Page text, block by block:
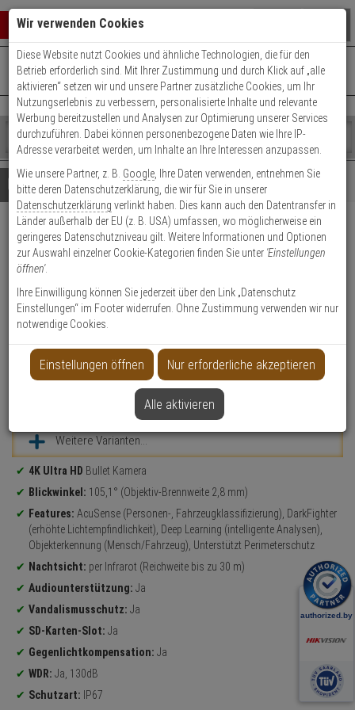
Warenkorb schließen
0 ARTIKEL IM WARENKORB
Ihr Warenkorb ist momentan leer.
Ergebnisse ()
Fertig
Shop
durchsuchen
Bitte
geben
Sie
mindestens
Zeichen
ein,
um
Suche
Es
wurde
noch
Kategorien
Suche
gestartet
+49 (0)821 899 493-0Mo. - Do.: 8:00 - 16:30 | Fr.: 8:00 - 14:00 Uhr
Kontaktservice nutzen
Details Beratung Beliebte 4K Ultra HD Artikel
HIKVision DS-2CD2186G2H-
ISU(2.8mm)(eF) IP-Kamera
Produktmerkmale
Weitere Varianten...
Produktinformationen
4K Ultra HD Bullet Kamera
Blickwinkel: 105,1° (Objektiv-Brennweite 2,8 mm)
Features: AcuSense (Personen-, Fahrzeugklassifizierung), DarkFighter
(erhöhte Lichtempfindlichkeit), Deep Learning (intelligente Analysen),
Objekterkennung (Mensch/Fahrzeug), Unterstützt Perimeterschutz
Nachtsicht: per Infrarot (Reichweite bis zu 30 m)
Audiounterstützung: Ja
Vandalismusschutz: Ja
SD-Karten-Slot: Ja
Gegenlichtkompensation: Ja
WDR: Ja, 130dB
Schutzart: IP67
Wir verwenden Cookies
Diese Website nutzt Cookies und ähnliche Technologien, die für den
Betrieb erforderlich sind. Mit Ihrer Zustimmung und durch Klick auf „alle
aktivieren“ setzen wir und unsere Partner zusätzliche Cookies, um Ihr
Nutzungserlebnis zu verbessern, personalisierte Inhalte und relevante
Werbung bereitzustellen und Analysen zur Optimierung unserer Services
durchzuführen. Dabei können personenbezogene Daten wie Ihre IP-
Adresse verarbeitet werden, um Inhalte an Ihre Interessen anzupassen.
Wie unsere Partner, z. B. Google , Ihre Daten verwenden, entnehmen Sie
bitte deren Datenschutzerklärung, die wir für Sie in unserer
Datenschutzerklärung verlinkt haben. Dies kann auch den Datentransfer in
Länder außerhalb der EU (z. B. USA) umfassen, wo möglicherweise ein
geringeres Datenschutzniveau gilt. Weitere Informationen und Optionen
zur Auswahl einzelner Cookie-Kategorien finden Sie unter 'Einstellungen
öffnen'.
Ihre Einwilligung können Sie jederzeit über den Link „Datenschutz
Einstellungen“ im Footer widerrufen. Ohne Zustimmung verwenden wir nur
notwendige Cookies.
Einstellungen öffnen Nur erforderliche akzeptieren
Alle aktivieren